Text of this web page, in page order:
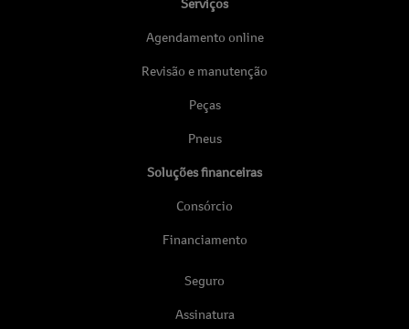
Agendamento online
Revisão e manutenção
Peças
Pneus
Soluções financeiras
Consórcio
Financiamento
Seguro
Assinatura